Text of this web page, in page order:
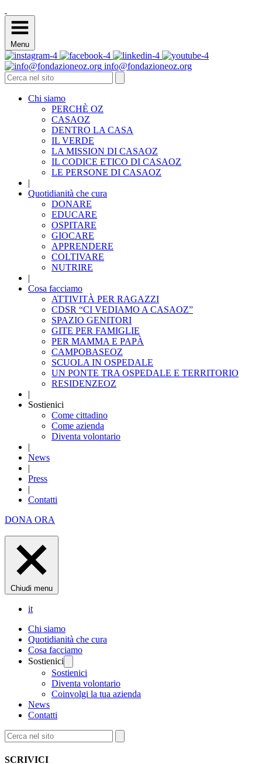
Menu
info@fondazioneoz.org
Chi siamo
PERCHÈ OZ
CASAOZ
DENTRO LA CASA
IL VERDE
LA MISSION DI CASAOZ
IL CODICE ETICO DI CASAOZ
LE PERSONE DI CASAOZ
|
Quotidianità che cura
DONARE
EDUCARE
OSPITARE
GIOCARE
APPRENDERE
COLTIVARE
NUTRIRE
|
Cosa facciamo
ATTIVITÀ PER RAGAZZI
CDSR “CI VEDIAMO A CASAOZ”
SPAZIO GENITORI
GITE PER FAMIGLIE
PER MAMMA E PAPÀ
CAMPOBASEOZ
SCUOLA IN OSPEDALE
UN PONTE TRA OSPEDALE E TERRITORIO
RESIDENZEOZ
|
Sostienici
Come cittadino
Come azienda
Diventa volontario
|
News
|
Press
|
Contatti
DONA ORA
Chiudi menu
it
Chi siamo
Quotidianità che cura
Cosa facciamo
Sostienici
Sostienici
Diventa volontario
Coinvolgi la tua azienda
News
Contatti
SCRIVICI